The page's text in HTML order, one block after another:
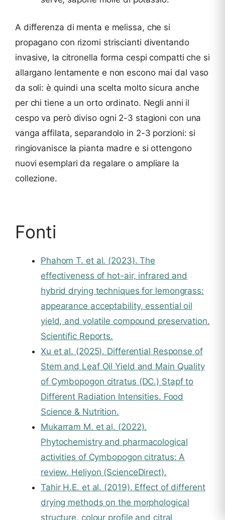
A differenza di menta e melissa, che si
propagano con rizomi striscianti diventando
invasive, la citronella forma cespi compatti che si
allargano lentamente e non escono mai dal vaso
da soli: è quindi una scelta molto sicura anche
per chi tiene a un orto ordinato. Negli anni il
cespo va però diviso ogni 2-3 stagioni con una
vanga affilata, separandolo in 2-3 porzioni: si
ringiovanisce la pianta madre e si ottengono
nuovi esemplari da regalare o ampliare la
collezione.
Fonti
Phahom T. et al. (2023). The
effectiveness of hot-air, infrared and
hybrid drying techniques for lemongrass:
appearance acceptability, essential oil
yield, and volatile compound preservation.
Scientific Reports.
Xu et al. (2025). Differential Response of
Stem and Leaf Oil Yield and Main Quality
of Cymbopogon citratus (DC.) Stapf to
Different Radiation Intensities. Food
Science & Nutrition.
Mukarram M. et al. (2022).
Phytochemistry and pharmacological
activities of Cymbopogon citratus: A
review. Heliyon (ScienceDirect).
Tahir H.E. et al. (2019). Effect of different
drying methods on the morphological
structure, colour profile and citral